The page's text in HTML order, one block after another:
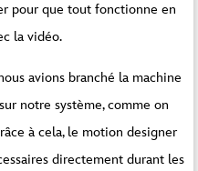
pour que tout fonctionne en
la vidéo.
avions branché la machine
notre système, comme on
à cela, le motion designer
directement durant les